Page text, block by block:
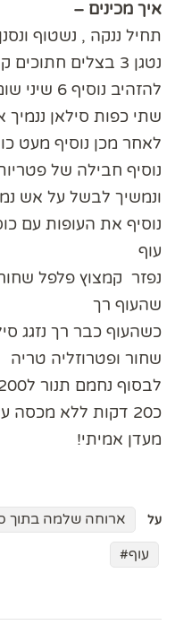
איך מכינים –
תחיל ננקה , נשטוף
נטגן 3 בצלים
להזהיב נוסיף 6 שיני שום שלמות
שתי כפות סילאן
לאחר מכן נוסיף מעט
נוסיף חבילה של
ונמשיך לבשל על אש
נוסיף את העופות עם
עוף
נפזר קמצוץ פלפל
שהעוף רך
כשהעוף כבר רך נזגג
שחור ופטרוזליה טריה
כ20 דקות ללא מכסה עד שהעוף משחים.
מעדן אמיתי!
על ארוחה שלמה בתוך
עוף